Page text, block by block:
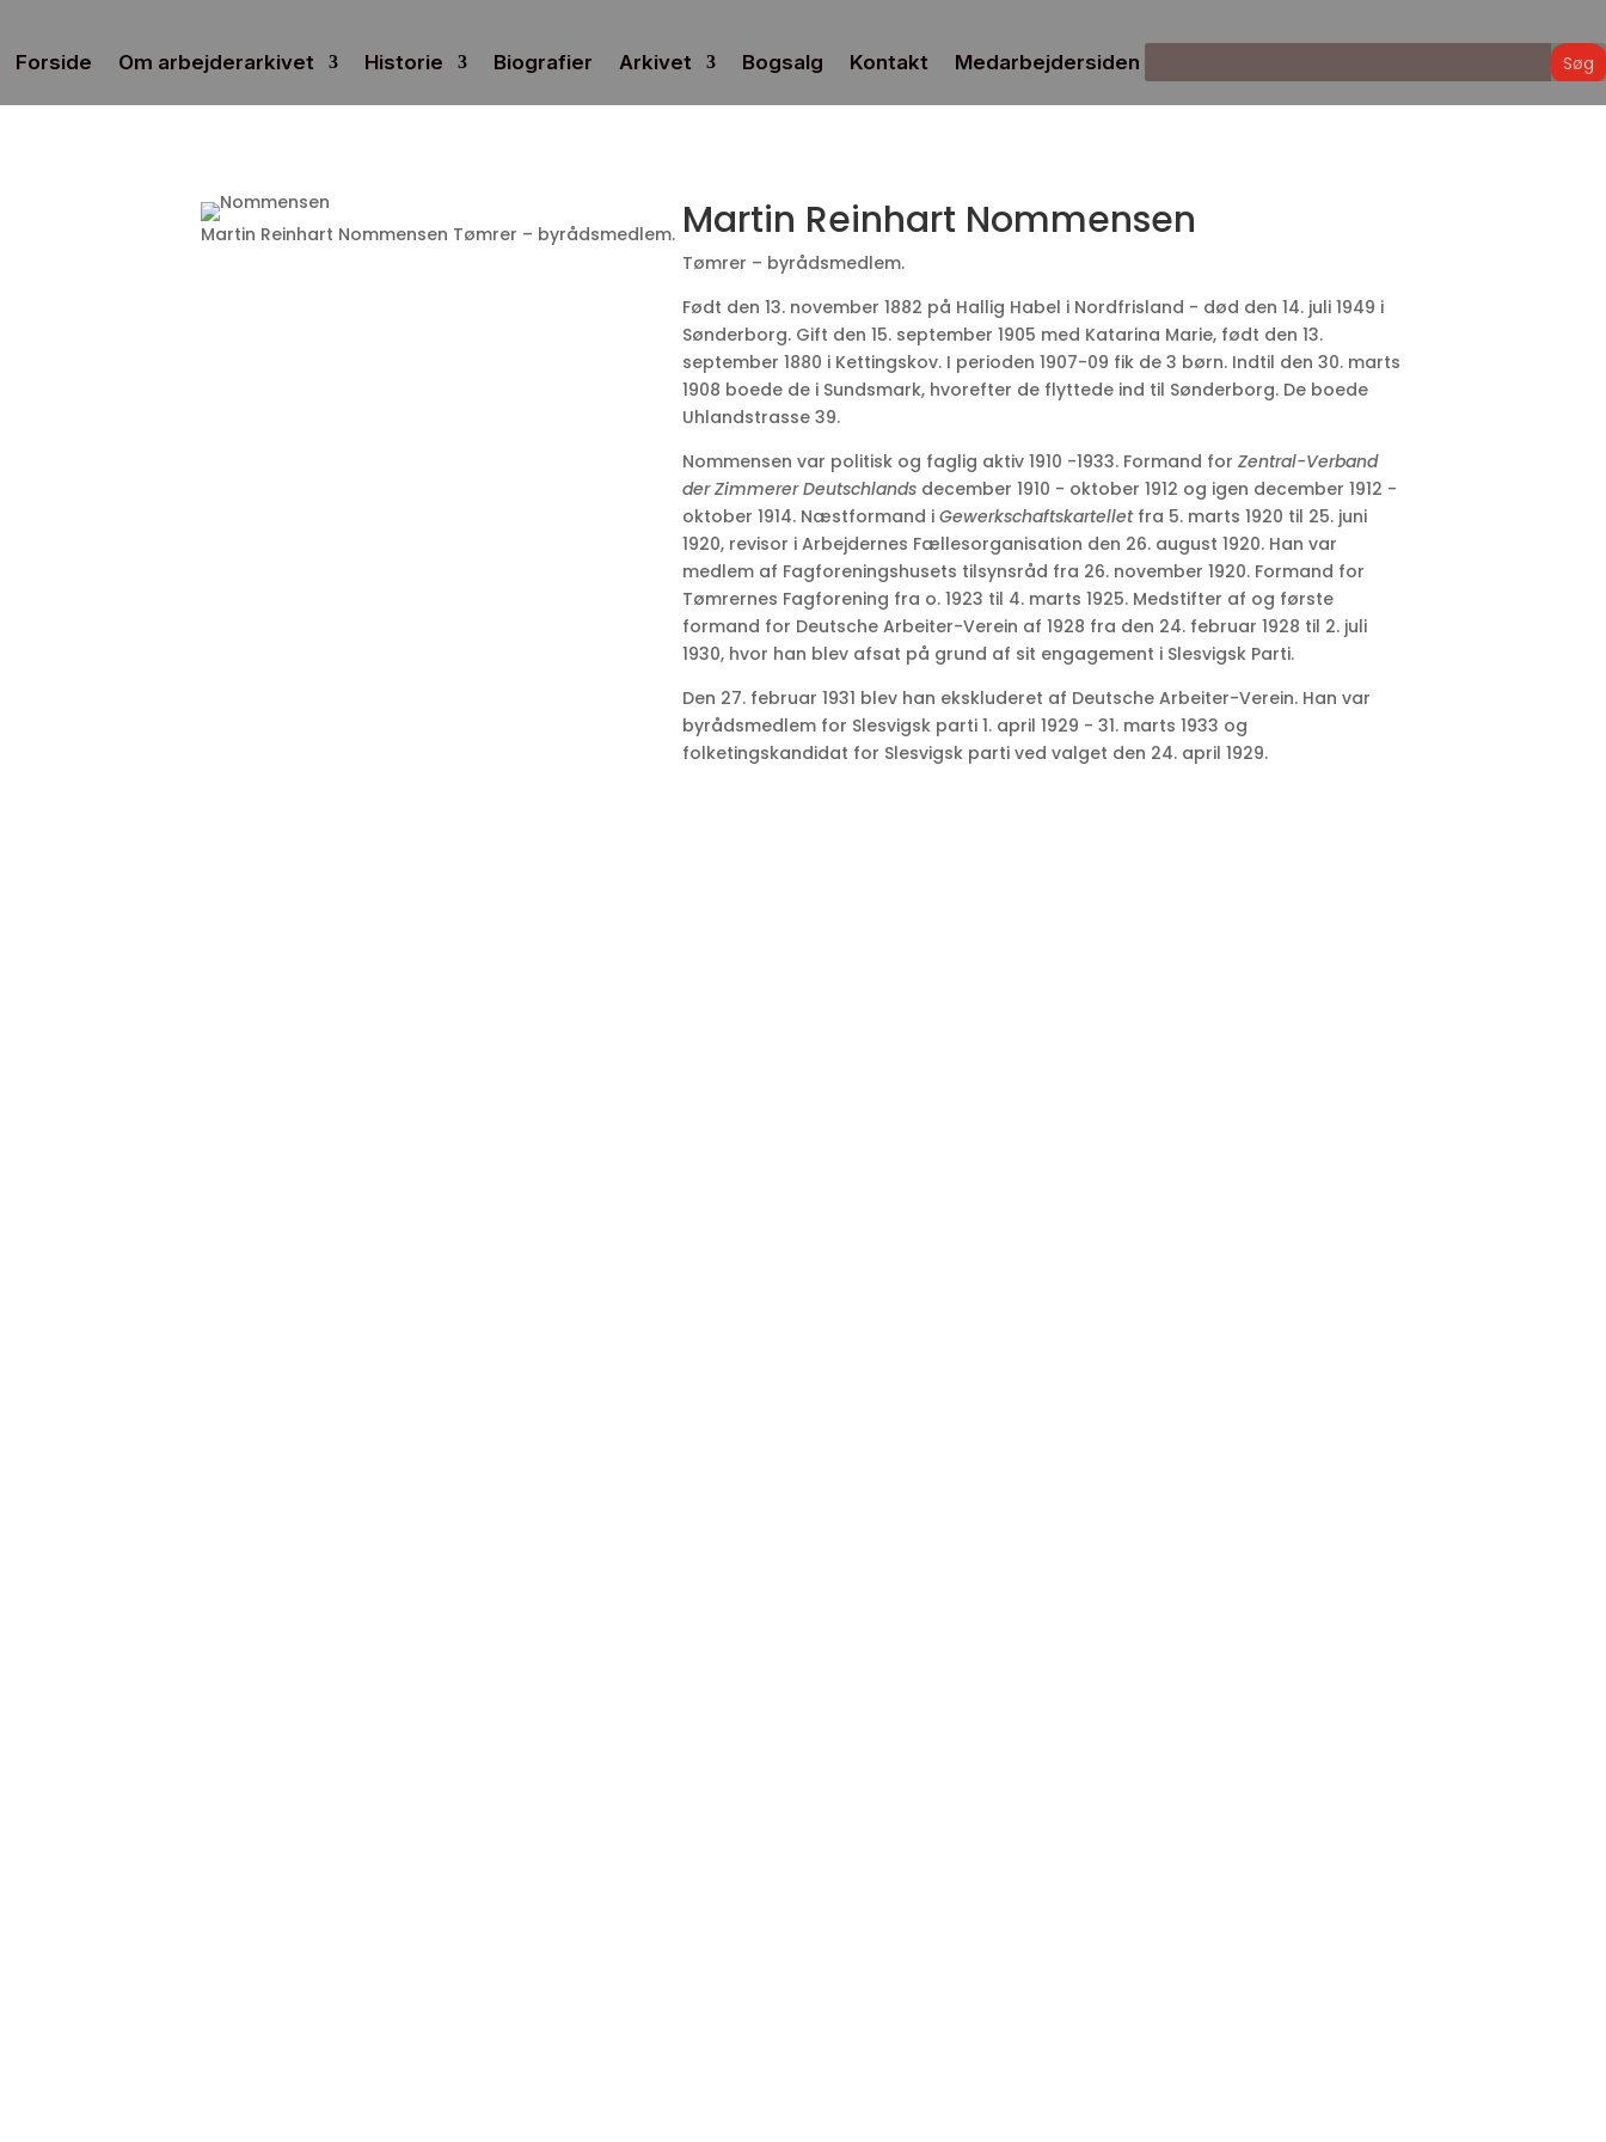
Forside Om arbejderarkivet Historie Biografier Arkivet Bogsalg Kontakt Medarbejdersiden
Martin Reinhart Nommensen Tømrer – byrådsmedlem. Martin Reinhart Nommensen
Tømrer – byrådsmedlem.
Født den 13. november 1882 på Hallig Habel i Nordfrisland - død den 14. juli 1949 i
Sønderborg. Gift den 15. september 1905 med Katarina Marie, født den 13.
september 1880 i Kettingskov. I perioden 1907-09 fik de 3 børn. Indtil den 30. marts
1908 boede de i Sundsmark, hvorefter de flyttede ind til Sønderborg. De boede
Uhlandstrasse 39.
Nommensen var politisk og faglig aktiv 1910 -1933. Formand forZentral-Verband
der Zimmerer Deutschlands december 1910 - oktober 1912 og igen december 1912 -
oktober 1914. Næstformand iGewerkschaftskartellet fra 5. marts 1920 til 25. juni
1920, revisor i Arbejdernes Fællesorganisation den 26. august 1920. Han var
medlem af Fagforeningshusets tilsynsråd fra 26. november 1920. Formand for
Tømrernes Fagforening fra o. 1923 til 4. marts 1925. Medstifter af og første
formand for Deutsche Arbeiter-Verein af 1928 fra den 24. februar 1928 til 2. juli
1930, hvor han blev afsat på grund af sit engagement i Slesvigsk Parti.
Den 27. februar 1931 blev han ekskluderet af Deutsche Arbeiter-Verein. Han var
byrådsmedlem for Slesvigsk parti 1. april 1929 - 31. marts 1933 og
folketingskandidat for Slesvigsk parti ved valget den 24. april 1929.